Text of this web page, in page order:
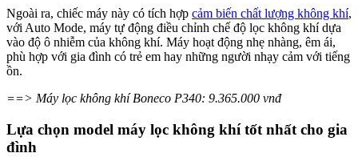
Ngoài ra, chiếc máy này có tích hợp cảm biến chất lượng không khí,
với Auto Mode, máy tự động điều chỉnh chế độ lọc không khí dựa
vào độ ô nhiễm của không khí. Máy hoạt động nhẹ nhàng, êm ái,
phù hợp với gia đình có trẻ em hay những người nhạy cảm với tiếng
ồn.
==> Máy lọc không khí Boneco P340: 9.365.000 vnđ
Lựa chọn model máy lọc không khí tốt nhất cho gia
đình